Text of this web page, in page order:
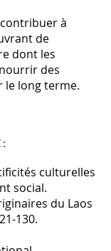
à
de
dont les
des
le long terme.
:
culturelles
social.
du Laos
130.